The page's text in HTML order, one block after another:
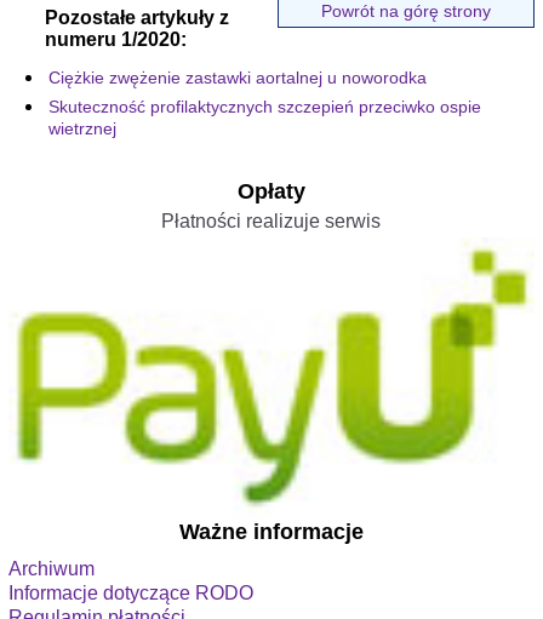
Powrót na górę strony
Pozostałe artykuły z
numeru 1/2020:
Ciężkie zwężenie zastawki aortalnej u noworodka
Skuteczność profilaktycznych szczepień przeciwko ospie
wietrznej
Opłaty
Płatności realizuje serwis
Ważne informacje
Archiwum
Informacje dotyczące RODO